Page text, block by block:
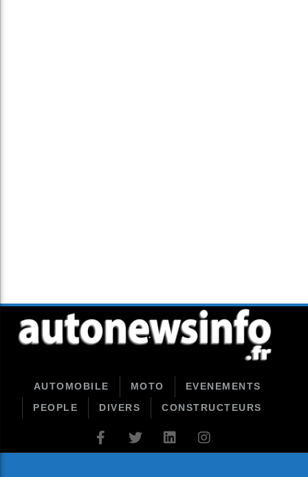
AUTOMOBILE MOTO
EVENEMENTS
PEOPLE
DIVERS CONSTRUCTEURS